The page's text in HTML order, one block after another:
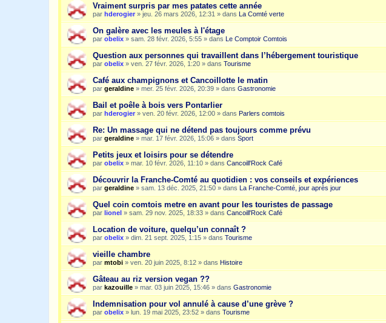
Vraiment surpris par mes patates cette année
par hderogier » jeu. 26 mars 2026, 12:31 » dans La Comté verte
On galère avec les meules à l'étage
par obelix » sam. 28 févr. 2026, 5:55 » dans Le Comptoir Comtois
Question aux personnes qui travaillent dans l’hébergement touristique
par obelix » ven. 27 févr. 2026, 1:20 » dans Tourisme
Café aux champignons et Cancoillotte le matin
par geraldine » mer. 25 févr. 2026, 20:39 » dans Gastronomie
Bail et poêle à bois vers Pontarlier
par hderogier » ven. 20 févr. 2026, 12:00 » dans Parlers comtois
Re: Un massage qui ne détend pas toujours comme prévu
par geraldine » mar. 17 févr. 2026, 15:06 » dans Sport
Petits jeux et loisirs pour se détendre
par obelix » mar. 10 févr. 2026, 11:10 » dans Cancoill'Rock Café
Découvrir la Franche-Comté au quotidien : vos conseils et expériences
par geraldine » sam. 13 déc. 2025, 21:50 » dans La Franche-Comté, jour après jour
Quel coin comtois metre en avant pour les touristes de passage
par lionel » sam. 29 nov. 2025, 18:33 » dans Cancoill'Rock Café
Location de voiture, quelqu’un connaît ?
par obelix » dim. 21 sept. 2025, 1:15 » dans Tourisme
vieille chambre
par mtobi » ven. 20 juin 2025, 8:12 » dans Histoire
Gâteau au riz version vegan ??
par kazouille » mar. 03 juin 2025, 15:46 » dans Gastronomie
Indemnisation pour vol annulé à cause d’une grève ?
par obelix » lun. 19 mai 2025, 23:52 » dans Tourisme